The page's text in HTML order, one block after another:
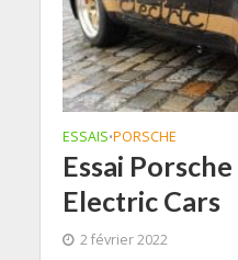
ESSAIS•PORSCHE
Essai
Electric Cars
2 février 2022